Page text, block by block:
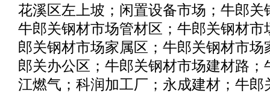
花溪区左上坡；闲置设备市场；牛郎关
牛郎关钢材市场管材区；牛郎关钢材市
郎关钢材市场家属区；牛郎关钢材市场
郎关办公区；牛郎关钢材市场建材路；
江燃气；科润加工厂；永成建材；牛郎